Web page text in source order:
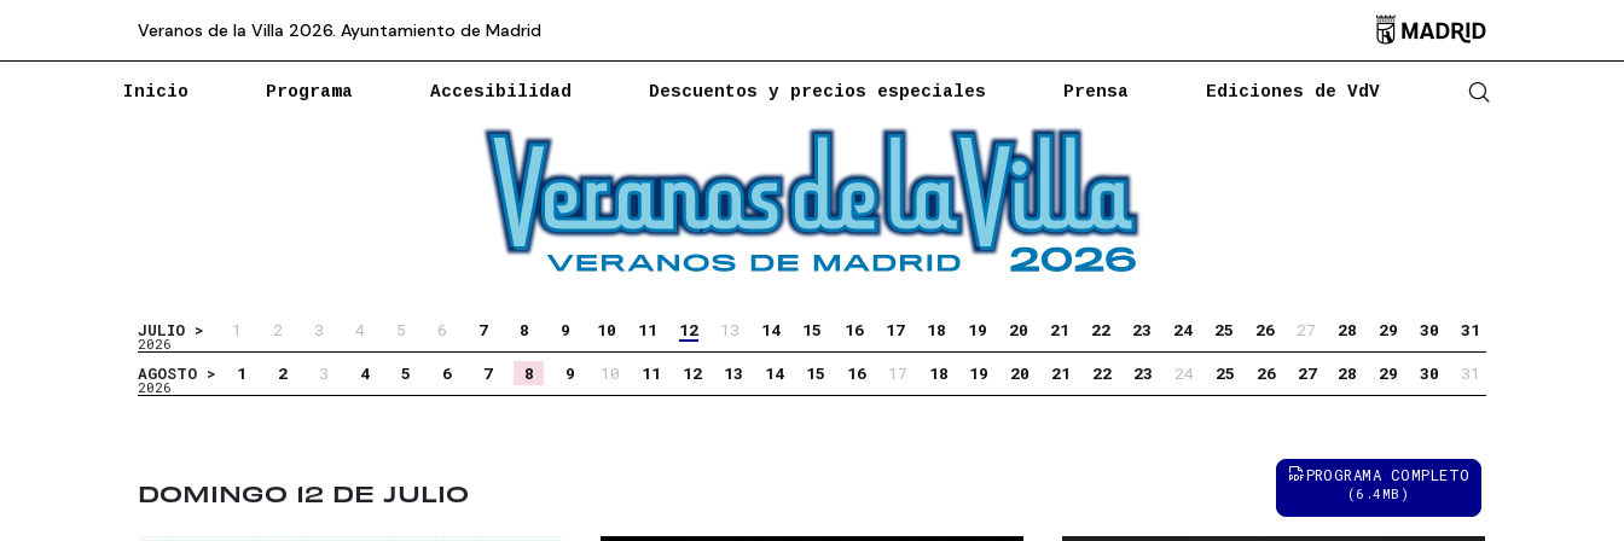

Veranos de la Villa 2026. Ayuntamiento de Madrid
Inicio Programa Accesibilidad Descuentos y precios especiales Prensa Ediciones de VdV Abrir
JULIO >
2026
1 2 3 4 5 6 7 8 9 10 11 12 13 14 15 16 17 18 19 20 21 22 23 24 25 26 27 28 29 30 31
AGOSTO >
2026
1 2 3 4 5 6 7 8 9 10 11 12 13 14 15 16 17 18 19 20 21 22 23 24 25 26 27 28 29 30 31
DOMINGO 12 DE JULIO
PROGRAMA COMPLETO
(6.4MB)